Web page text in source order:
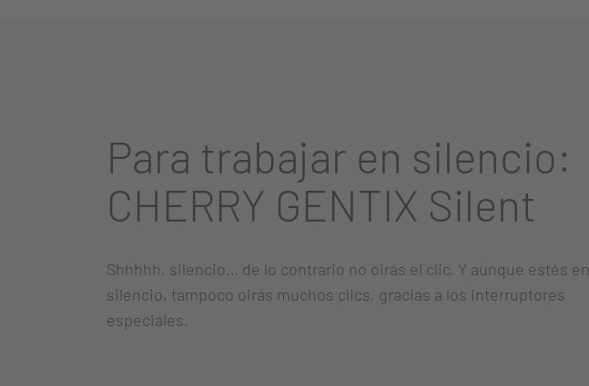
Para trabajar en silencio:
CHERRY GENTIX Silent
Shhhhh, silencio… de lo contrario no oirás el clic. Y aunque estés en
silencio, tampoco oirás muchos clics, gracias a los interruptores
especiales.